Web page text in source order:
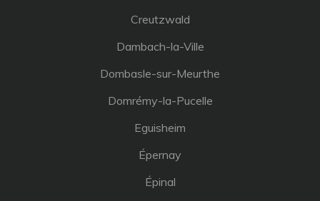
Creutzwald
Dambach-la-Ville
Dombasle-sur-Meurthe
Domrémy-la-Pucelle
Eguisheim
Épernay
Épinal